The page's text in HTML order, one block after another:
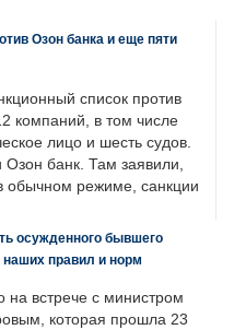
Озон банка и еще пяти
список против
компаний, в том числе
лицо и шесть судов.
Озон банк. Там заявили,
обычном режиме, санкции
осужденного бывшего
наших правил и норм
встрече с министром
которая прошла 23